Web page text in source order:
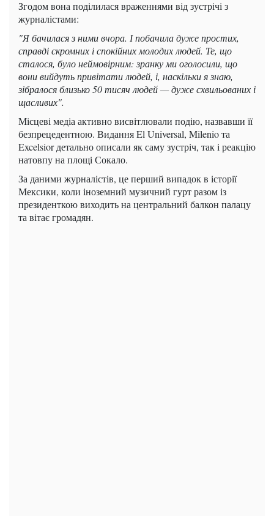
Згодом вона поділилася враженнями від зустрічі з
журналістами:
"Я бачилася з ними вчора. І побачила дуже простих,
справді скромних і спокійних молодих людей. Те, що
сталося, було неймовірним: зранку ми оголосили, що
вони вийдуть привітати людей, і, наскільки я знаю,
зібралося близько 50 тисяч людей — дуже схвильованих і
щасливих".
Місцеві медіа активно висвітлювали подію, назвавши її
безпрецедентною. Видання El Universal, Milenio та
Excelsior детально описали як саму зустріч, так і реакцію
натовпу на площі Сокало.
За даними журналістів, це перший випадок в історії
Мексики, коли іноземний музичний гурт разом із
президенткою виходить на центральний балкон палацу
та вітає громадян.